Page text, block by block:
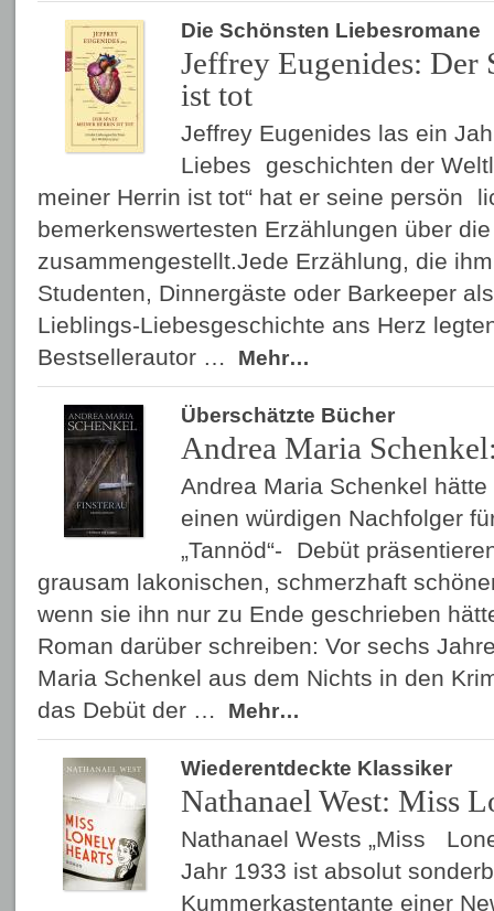
Die Schönsten Liebesromane
Jeffrey Eugenides: Der
ist tot
Jeffrey Eugenides las ein
Liebes geschichten der
meiner Herrin ist tot“ hat er seine persön
bemerkenswertesten Erzählungen über
zusammengestellt.Jede Erzählung, die
Studenten, Dinnergäste oder Barkeeper
Lieblings-Liebesgeschichte ans Herz
Bestsellerautor …
Mehr…
Überschätzte Bücher
Andrea Maria
Andrea Maria Schenkel hätte
einen würdigen Nachfolger
„Tannöd“- Debüt
grausam lakonischen, schmerzhaft
wenn sie ihn nur zu Ende geschrieben
Roman darüber schreiben: Vor sechs
Maria Schenkel aus dem Nichts in den
das Debüt der …
Mehr…
Wiederentdeckte Klassiker
Nathanael West: Miss
Nathanael Wests „Miss
Jahr 1933 ist absolut
Kummerkastentante einer